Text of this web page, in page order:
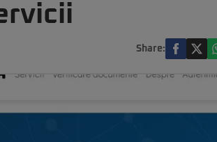
Share: